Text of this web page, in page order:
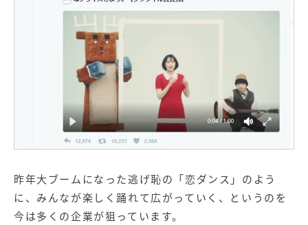
昨年大ブームになった逃げ恥の「恋ダンス」のよう
に、みんなが楽しく踊れて広がっていく、というのを
今は多くの企業が狙っています。